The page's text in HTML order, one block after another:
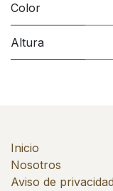
Color
Altura
Inicio
Nosotros
Aviso de privacidad